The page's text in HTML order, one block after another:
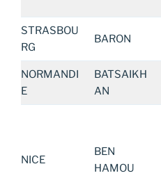
STRASBOU
RG
BARON
NORMANDI
E
BATSAIKH
AN
NICE
BEN
HAMOU